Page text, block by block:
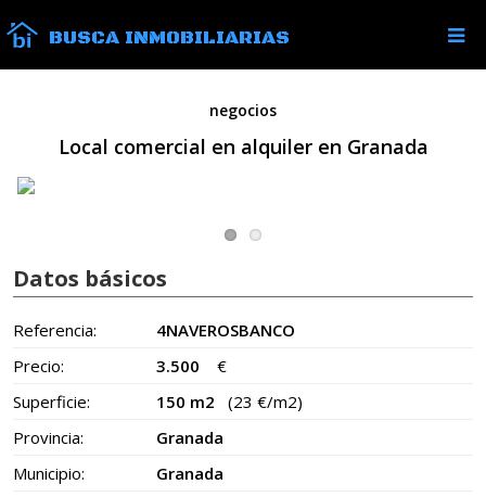
BUSCA INMOBILIARIAS
negocios
Local comercial en alquiler en Granada
Datos básicos
Referencia:
4NAVEROSBANCO
Precio:
3.500
€
Superficie:
150 m2
(23 €/m2)
Provincia:
Granada
Municipio:
Granada